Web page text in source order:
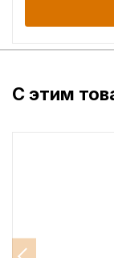
С этим